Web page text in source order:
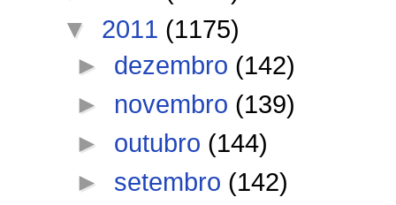
▼ 2011 (1175)
► dezembro (142)
► novembro (139)
► outubro (144)
► setembro (142)